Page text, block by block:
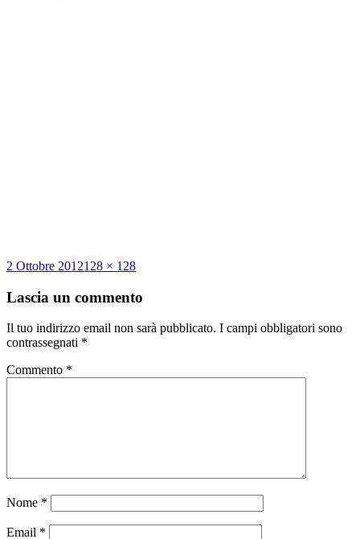
Scritto
2 Ottobre 2012Dimensione
128 × 128
Lascia un commento
Il tuo indirizzo email non sarà pubblicato. I campi obbligatori sono
contrassegnati *
Commento *
Nome *
Email *